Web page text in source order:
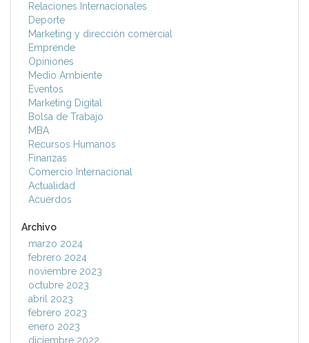
Relaciones Internacionales
Deporte
Marketing y dirección comercial
Emprende
Opiniones
Medio Ambiente
Eventos
Marketing Digital
Bolsa de Trabajo
MBA
Recursos Humanos
Finanzas
Comercio Internacional
Actualidad
Acuerdos
Archivo
marzo 2024
febrero 2024
noviembre 2023
octubre 2023
abril 2023
febrero 2023
enero 2023
diciembre 2022